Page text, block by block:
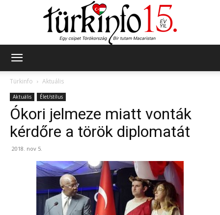
Türkinfo
Aktuális
Aktuális Élet/stílus
Ókori jelmeze miatt vonták
kérdőre a török diplomatát
2018. nov 5.